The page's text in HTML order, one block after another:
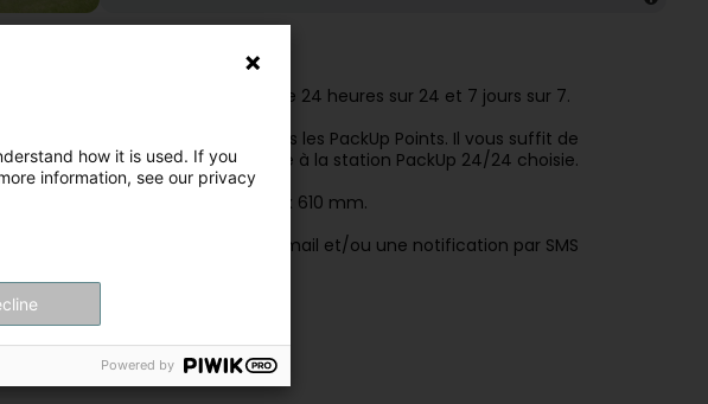
accessibles en
permanence 24 heures sur 24 et 7 jours sur 7.
la même que pour tous les PackUp Points. Il vous suffit de
spécifiant le code postal propre à la station PackUp 24/24 choisie.
ont pour dimensions: 750 x 440 x 610 mm.
24/24, vous recevez un e-mail et/ou une notification par SMS
how it is used. If you
information, see our privacy
Powered by